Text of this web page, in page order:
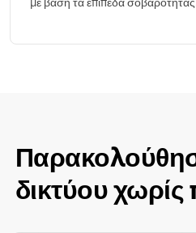
δικτύου